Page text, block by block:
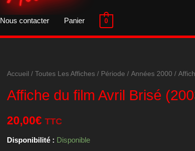
Nous contacter Panier 0
Accueil / Toutes Les Affiches / Période / Années 2000 /
Affiche du film Avril Brisé
20,00€ TTC
Disponibilité : Disponible